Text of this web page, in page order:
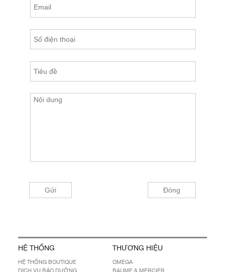
HỆ THỐNG
HỆ THỐNG BOUTIQUE
DỊCH VỤ BẢO DƯỠNG
THƯƠNG HIỆU
OMEGA
BAUME & MERCIER